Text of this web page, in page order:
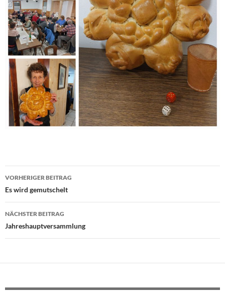
Beitragsnavigation
VORHERIGER BEITRAG
Es wird gemutschelt
NÄCHSTER BEITRAG
Jahreshauptversammlung